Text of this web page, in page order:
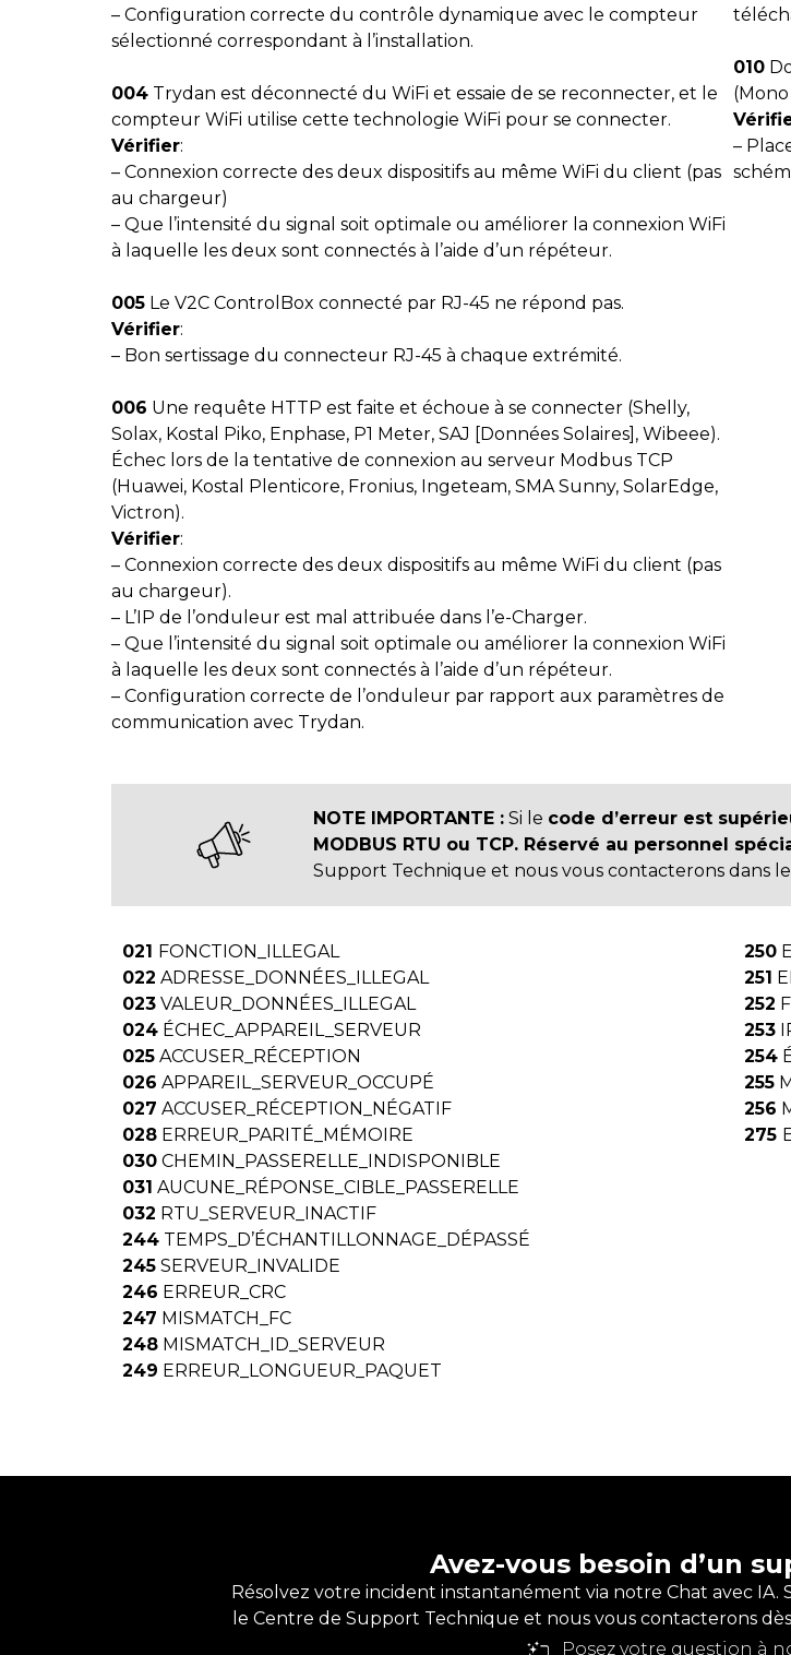
– Configuration correcte du contrôle dynamique avec le compteur
sélectionné correspondant à l’installation.
004 Trydan est déconnecté du WiFi et essaie de se reconnecter, et le
compteur WiFi utilise cette technologie WiFi pour se connecter.
Vérifier:
– Connexion correcte des deux dispositifs au même WiFi du client (pas
au chargeur)
– Que l’intensité du signal soit optimale ou améliorer la connexion WiFi
à laquelle les deux sont connectés à l’aide d’un répéteur.
005 Le V2C ControlBox connecté par RJ-45 ne répond pas.
Vérifier:
– Bon sertissage du connecteur RJ-45 à chaque extrémité.
006 Une requête HTTP est faite et échoue à se connecter (Shelly,
Solax, Kostal Piko, Enphase, P1 Meter, SAJ [Données Solaires], Wibeee).
Échec lors de la tentative de connexion au serveur Modbus TCP
(Huawei, Kostal Plenticore, Fronius, Ingeteam, SMA Sunny, SolarEdge,
Victron).
Vérifier:
– Connexion correcte des deux dispositifs au même WiFi du client (pas
au chargeur).
– L’IP de l’onduleur est mal attribuée dans l’e-Charger.
– Que l’intensité du signal soit optimale ou améliorer la connexion WiFi
à laquelle les deux sont connectés à l’aide d’un répéteur.
– Configuration correcte de l’onduleur par rapport aux paramètres de
communication avec Trydan.
010
(Mono
–
NOTE IMPORTANTE : Si le code d’erreur est
MODBUS RTU ou TCP. Réservé au personnel
Support Technique et nous vous contacterons dans
021 FONCTION_ILLEGAL
022 ADRESSE_DONNÉES_ILLEGAL
023 VALEUR_DONNÉES_ILLEGAL
024 ÉCHEC_APPAREIL_SERVEUR
025 ACCUSER_RÉCEPTION
026 APPAREIL_SERVEUR_OCCUPÉ
027 ACCUSER_RÉCEPTION_NÉGATIF
028 ERREUR_PARITÉ_MÉMOIRE
030 CHEMIN_PASSERELLE_INDISPONIBLE
031 AUCUNE_RÉPONSE_CIBLE_PASSERELLE
032 RTU_SERVEUR_INACTIF
244 TEMPS_D’ÉCHANTILLONNAGE_DÉPASSÉ
245 SERVEUR_INVALIDE
246 ERREUR_CRC
247 MISMATCH_FC
248 MISMATCH_ID_SERVEUR
249 ERREUR_LONGUEUR_PAQUET
250
251
252
253
254
255
256
275
Avez-vous besoin d’un
Résolvez votre incident instantanément via notre Chat avec IA.
le Centre de Support Technique et nous vous contacterons
Posez votre question à